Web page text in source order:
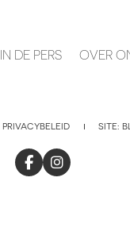
IN DE PERS OVER
PRIVACYBELEID SITE: